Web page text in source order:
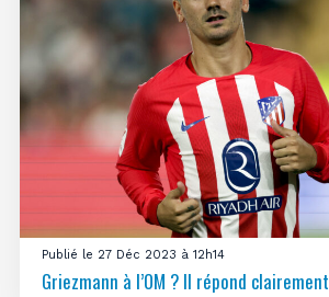
Publié le 27 Déc 2023 à 12h14
Griezmann à l’OM ? Il répond clairement